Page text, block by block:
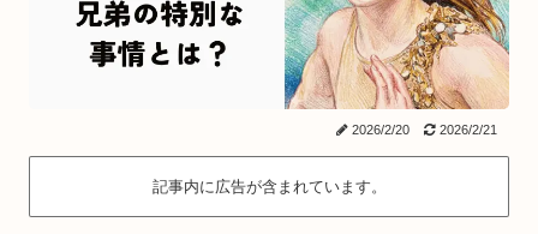
2026/2/20 2026/2/21
記事内に広告が含まれています。